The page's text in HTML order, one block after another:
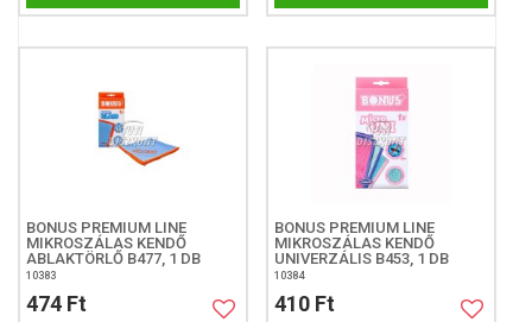
BONUS PREMIUM LINE
MIKROSZÁLAS KENDŐ
ABLAKTÖRLŐ B477, 1 DB
10383
474 Ft
BONUS PREMIUM LINE
MIKROSZÁLAS KENDŐ
UNIVERZÁLIS B453, 1 DB
10384
410 Ft